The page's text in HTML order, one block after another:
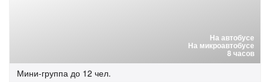
На автобусе
На микроавтобусе
8 часов
Мини-группа до 12 чел.